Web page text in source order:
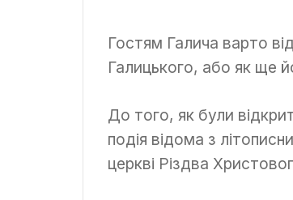
Гостям Галича варто
Галицького, або як ще
До того, як були
подія відома з
церкві Різдва